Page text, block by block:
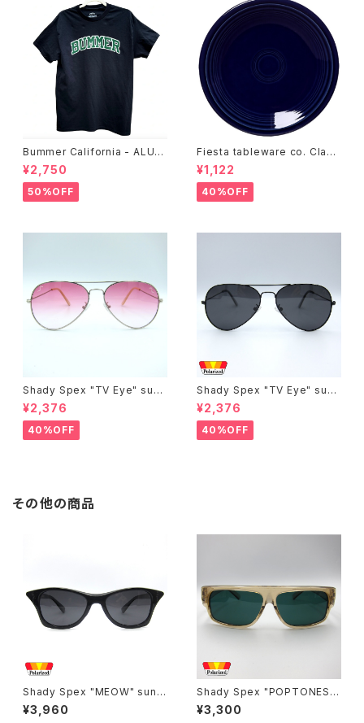
Bummer California - ALUM
T-SHIRT,black
¥2,750
50%OFF
Fiesta tableware co. Class
ic Rim 7-1/4 Inch Salad Pla
te
¥1,122
40%OFF
Shady Spex "TV Eye" sung
lasses, Silver w/Rose Grad
ient lenses
¥2,376
40%OFF
Shady Spex "TV Eye" sung
lasses, Black w/Polarized
Grey lenses
¥2,376
40%OFF
その他の商品
Shady Spex "MEOW" sungl
asses, Black cat
¥3,960
Shady Spex "POPTONES "
sunglasses, Peach xPolari
zed Dark Green
¥3,300